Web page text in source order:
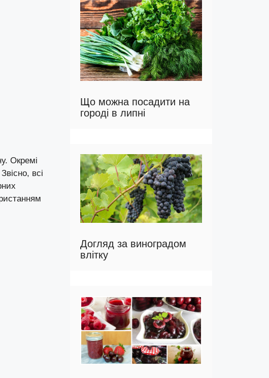
Окремі
всі
Що можна посадити на
городі в липні
Догляд за виноградом
влітку